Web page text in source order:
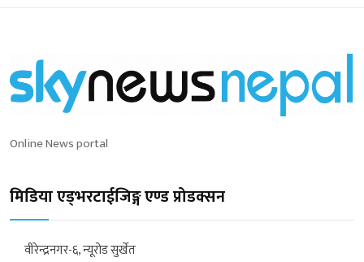
Online News portal
मिडिया एड्भरटाईजिङ्ग एण्ड प्रोडक्सन
वीरेन्द्रनगर-६, न्यूरोड सुर्खेत